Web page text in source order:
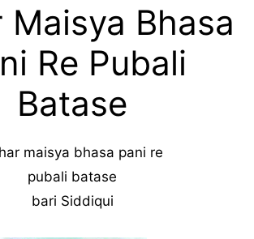
Maisya Bhasa
Re Pubali
Batase
maisya bhasa pani re
pubali batase
bari Siddiqui